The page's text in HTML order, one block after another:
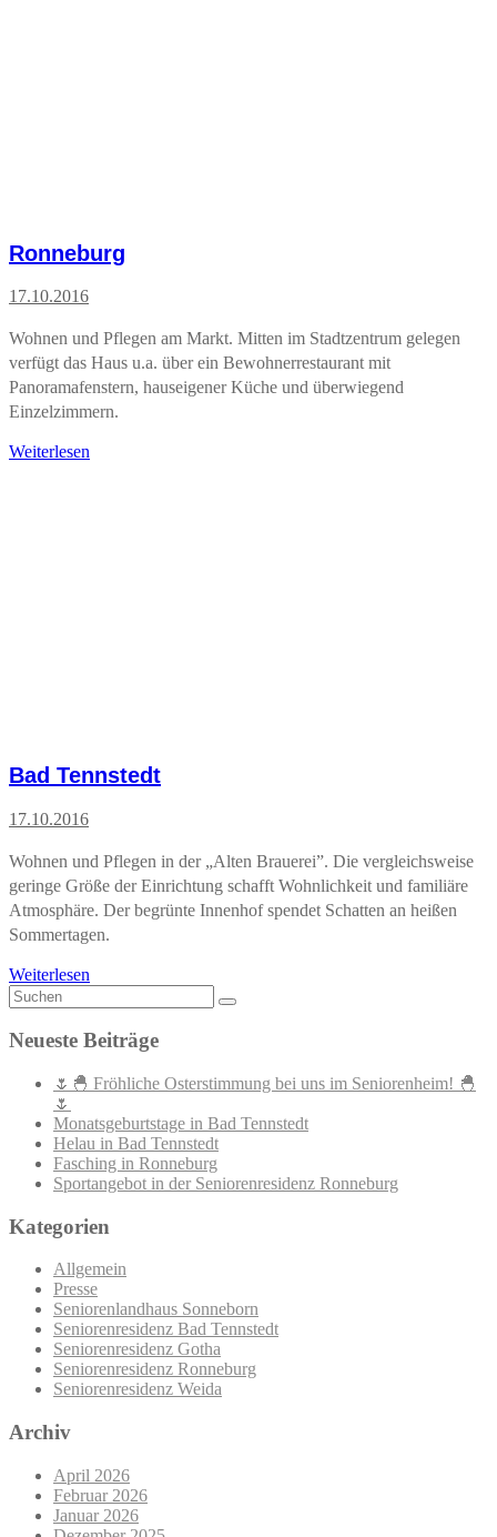
Ronneburg
17.10.2016
Wohnen und Pflegen am Markt. Mitten im Stadtzentrum gelegen
verfügt das Haus u.a. über ein Bewohnerrestaurant mit
Panoramafenstern, hauseigener Küche und überwiegend
Einzelzimmern.
Weiterlesen
Bad Tennstedt
17.10.2016
Wohnen und Pflegen in der „Alten Brauerei”. Die vergleichsweise
geringe Größe der Einrichtung schafft Wohnlichkeit und familiäre
Atmosphäre. Der begrünte Innenhof spendet Schatten an heißen
Sommertagen.
Weiterlesen
Neueste Beiträge
🌷🐣 Fröhliche Osterstimmung bei uns im Seniorenheim! 🐣
🌷
Monatsgeburtstage in Bad Tennstedt
Helau in Bad Tennstedt
Fasching in Ronneburg
Sportangebot in der Seniorenresidenz Ronneburg
Kategorien
Allgemein
Presse
Seniorenlandhaus Sonneborn
Seniorenresidenz Bad Tennstedt
Seniorenresidenz Gotha
Seniorenresidenz Ronneburg
Seniorenresidenz Weida
Archiv
April 2026
Februar 2026
Januar 2026